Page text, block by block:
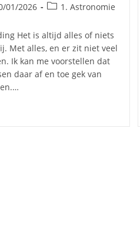
01/2026 Berichtcategorie:
1. Astronomie
Het is altijd alles of niets
Met alles, en er zit niet veel
Ik kan me voorstellen dat
daar af en toe gek van